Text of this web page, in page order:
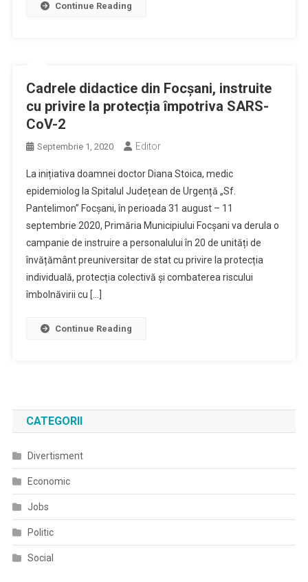
Continue Reading
Cadrele didactice din Focșani, instruite
cu privire la protecția împotriva SARS-
CoV-2
Septembrie 1, 2020 Editor
La inițiativa doamnei doctor Diana Stoica, medic
epidemiolog la Spitalul Județean de Urgență „Sf.
Pantelimon” Focșani, în perioada 31 august – 11
septembrie 2020, Primăria Municipiului Focșani va derula o
campanie de instruire a personalului în 20 de unități de
învățământ preuniversitar de stat cu privire la protecția
individuală, protecția colectivă și combaterea riscului
îmbolnăvirii cu […]
Continue Reading
CATEGORII
Divertisment
Economic
Jobs
Politic
Social